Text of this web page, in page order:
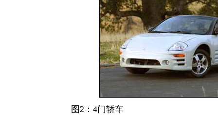
图2：4门轿车